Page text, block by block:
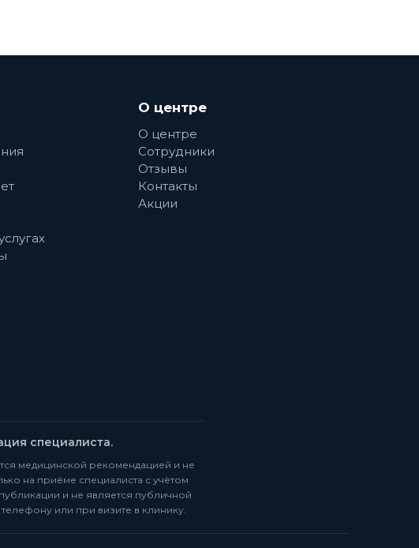
О центре
О центре
Сотрудники
Отзывы
Контакты
Акции
специалиста.
медицинской рекомендацией и не
на приёме специалиста с учётом
и не является публичной
или при визите в клинику.